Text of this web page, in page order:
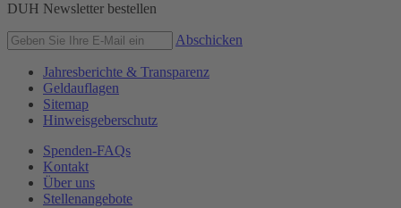
DUH Newsletter bestellen
Abschicken
Jahresberichte & Transparenz
Geldauflagen
Sitemap
Hinweisgeberschutz
Spenden-FAQs
Kontakt
Über uns
Stellenangebote